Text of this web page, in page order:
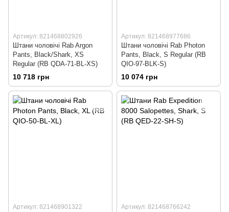
Артикул: 821468802926
Штани чоловічі Rab Argon
Pants, Black/Shark, XS
Regular (RB QDA-71-BL-XS)
10 718 грн
Артикул: 821468977686
Штани чоловічі Rab Photon
Pants, Black, S Regular (RB
QIO-97-BLK-S)
10 074 грн
Артикул: 821468901322 Артикул: 821468766242